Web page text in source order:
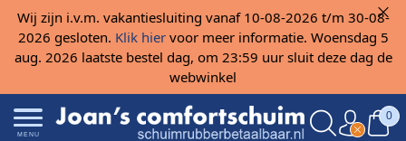
Wij zijn i.v.m. vakantiesluiting vanaf 10-08-2026 t/m 30-08-
2026 gesloten. Klik hiervoor meer informatie. Woensdag 5
aug. 2026 laatste bestel dag, om 23:59 uur sluit deze dag de
webwinkel
MENU
0